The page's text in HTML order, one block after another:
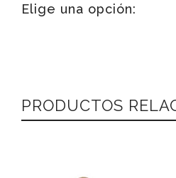
Elige una opción:
PRODUCTOS